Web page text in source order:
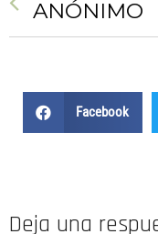
ANÓNIMO
Facebook
Deja una